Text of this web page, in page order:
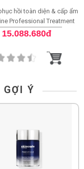
hồi toàn diện & cấp ẩm
Professional Treatment
Pro-Recovery Mask
15.088.680đ
Ý